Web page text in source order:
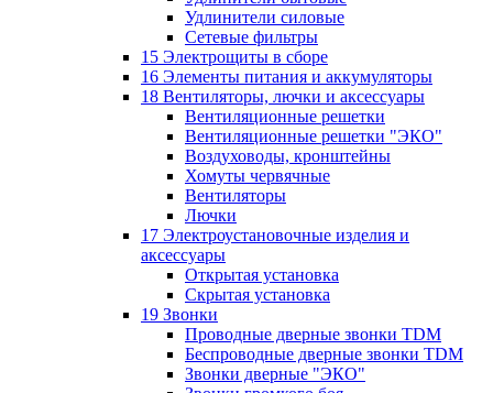
Удлинители силовые
Сетевые фильтры
15 Электрощиты в сборе
16 Элементы питания и аккумуляторы
18 Вентиляторы, лючки и аксессуары
Вентиляционные решетки
Вентиляционные решетки "ЭКО"
Воздуховоды, кронштейны
Хомуты червячные
Вентиляторы
Лючки
17 Электроустановочные изделия и
аксессуары
Открытая установка
Скрытая установка
19 Звонки
Проводные дверные звонки TDM
Беспроводные дверные звонки TDM
Звонки дверные "ЭКО"